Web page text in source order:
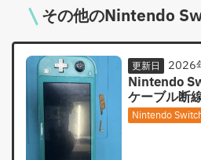
その他のNintendo
更新日 2026
Nintendo
ケーブル断
Nintendo